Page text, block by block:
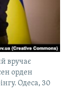
вручає
орден
Одеса, 30